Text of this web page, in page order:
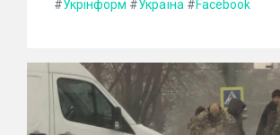
#Укрінформ #Україна #Facebook